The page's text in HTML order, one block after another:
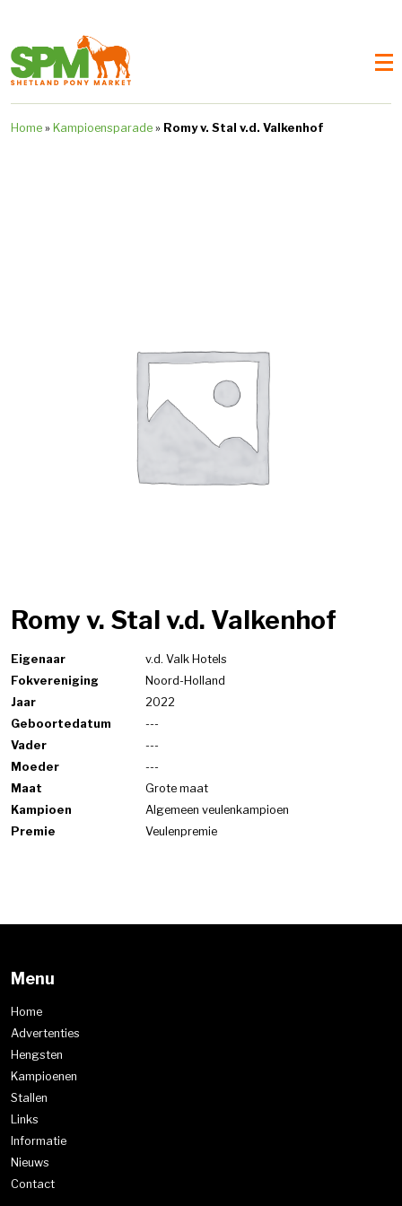
Home » Kampioensparade » Romy v. Stal v.d. Valkenhof
Romy v. Stal v.d. Valkenhof
Eigenaar
v.d. Valk Hotels
Fokvereniging
Noord-Holland
Jaar
2022
Geboortedatum
---
Vader
---
Moeder
---
Maat
Grote maat
Kampioen
Algemeen veulenkampioen
Premie
Veulenpremie
Menu
Home
Advertenties
Hengsten
Kampioenen
Stallen
Links
Informatie
Nieuws
Contact